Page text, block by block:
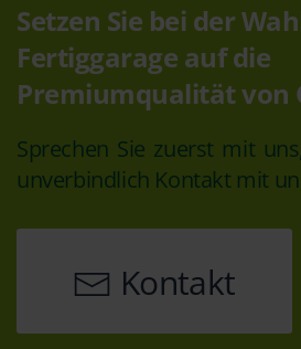
Setzen Sie bei der
Fertiggarage auf die
Premiumqualität von
Sprechen Sie zuerst mit
unverbindlich Kontakt mit
Kontakt